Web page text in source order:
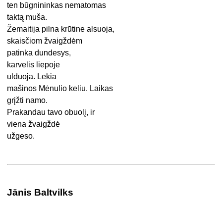
ten būgnininkas nematomas
taktą muša.
Žemaitija pilna krūtine alsuoja,
skaisčiom žvaigždėm
patinka dundesys,
karvelis liepoje
ulduoja. Lekia
mašinos Mėnulio keliu. Laikas
grįžti namo.
Prakandau tavo obuolį, ir
viena žvaigždė
užgeso.
Jānis Baltvilks